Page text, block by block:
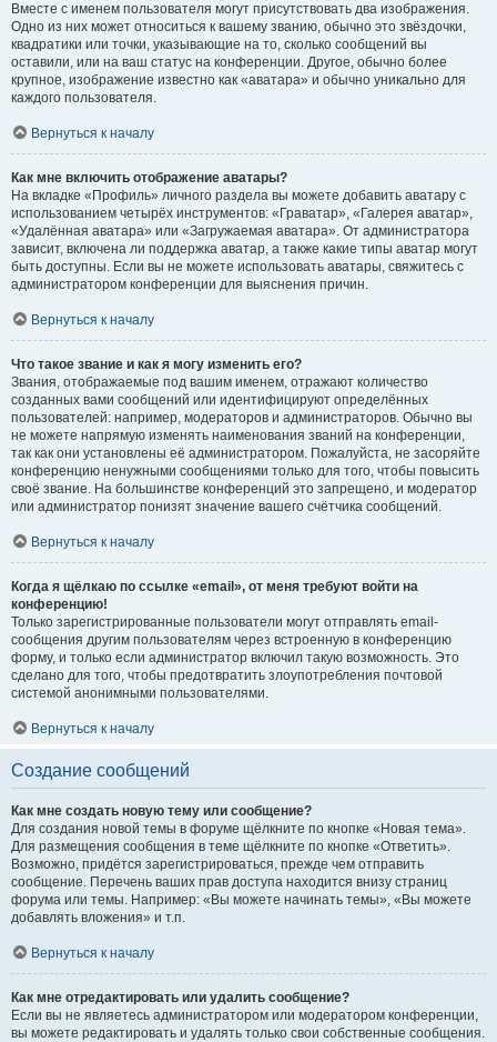
Вместе с именем пользователя могут присутствовать два изображения.
Одно из них может относиться к вашему званию, обычно это звёздочки,
квадратики или точки, указывающие на то, сколько сообщений вы
оставили, или на ваш статус на конференции. Другое, обычно более
крупное, изображение известно как «аватара» и обычно уникально для
каждого пользователя.
Вернуться к началу
Как мне включить отображение аватары?
На вкладке «Профиль» личного раздела вы можете добавить аватару с
использованием четырёх инструментов: «Граватар», «Галерея аватар»,
«Удалённая аватара» или «Загружаемая аватара». От администратора
зависит, включена ли поддержка аватар, а также какие типы аватар могут
быть доступны. Если вы не можете использовать аватары, свяжитесь с
администратором конференции для выяснения причин.
Вернуться к началу
Что такое звание и как я могу изменить его?
Звания, отображаемые под вашим именем, отражают количество
созданных вами сообщений или идентифицируют определённых
пользователей: например, модераторов и администраторов. Обычно вы
не можете напрямую изменять наименования званий на конференции,
так как они установлены её администратором. Пожалуйста, не засоряйте
конференцию ненужными сообщениями только для того, чтобы повысить
своё звание. На большинстве конференций это запрещено, и модератор
или администратор понизят значение вашего счётчика сообщений.
Вернуться к началу
Когда я щёлкаю по ссылке «email», от меня требуют войти на
конференцию!
Только зарегистрированные пользователи могут отправлять email-
сообщения другим пользователям через встроенную в конференцию
форму, и только если администратор включил такую возможность. Это
сделано для того, чтобы предотвратить злоупотребления почтовой
системой анонимными пользователями.
Вернуться к началу
Создание сообщений
Как мне создать новую тему или сообщение?
Для создания новой темы в форуме щёлкните по кнопке «Новая тема».
Для размещения сообщения в теме щёлкните по кнопке «Ответить».
Возможно, придётся зарегистрироваться, прежде чем отправить
сообщение. Перечень ваших прав доступа находится внизу страниц
форума или темы. Например: «Вы можете начинать темы», «Вы можете
добавлять вложения» и т.п.
Вернуться к началу
Как мне отредактировать или удалить сообщение?
Если вы не являетесь администратором или модератором конференции,
вы можете редактировать и удалять только свои собственные сообщения.